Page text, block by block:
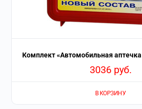
Комплект «Автомобильная
3036 руб.
В КОРЗИНУ